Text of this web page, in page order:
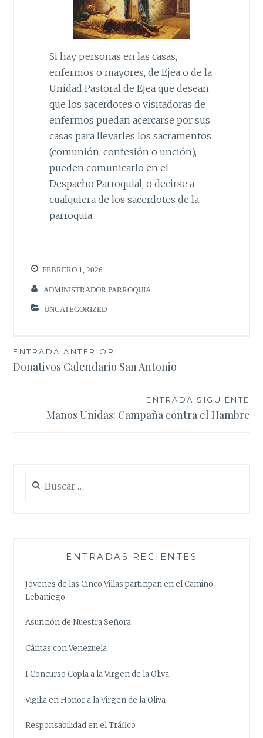
Si hay personas en las casas,
enfermos o mayores, de Ejea o de la
Unidad Pastoral de Ejea que desean
que los sacerdotes o visitadoras de
enfermos puedan acercarse por sus
casas para llevarles los sacramentos
(comunión, confesión o unción),
pueden comunicarlo en el
Despacho Parroquial, o decirse a
cualquiera de los sacerdotes de la
parroquia.
FEBRERO 1, 2026
ADMINISTRADOR PARROQUIA
UNCATEGORIZED
Navegación
de
ENTRADA ANTERIOR
Donativos Calendario San Antonio
ENTRADA SIGUIENTE
Manos Unidas: Campaña contra el Hambre
ENTRADAS RECIENTES
Jóvenes de las Cinco Villas participan en el Camino
Lebaniego
Asunción de Nuestra Señora
Cáritas con Venezuela
I Concurso Copla a la Virgen de la Oliva
Vigilia en Honor a la Virgen de la Oliva
Responsabilidad en el Tráfico